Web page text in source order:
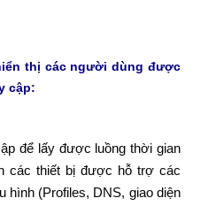
thị các người dùng được
cập:
để lấy được luồng thời gian
các thiết bị được hỗ trợ các
hình (Profiles, DNS, giao diện